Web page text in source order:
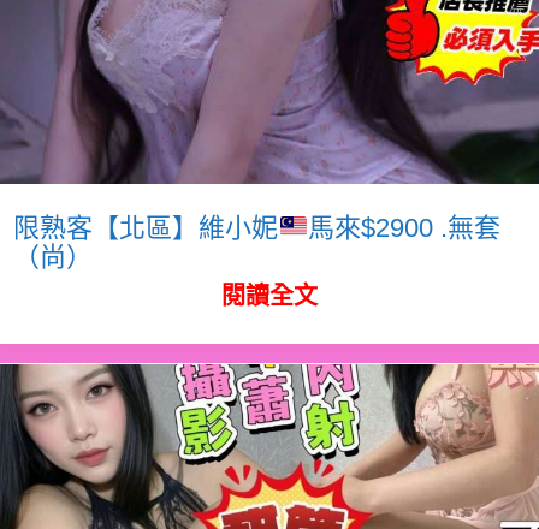
限熟客【北區】維小妮
馬來$2900 .無套
（尚）
閱讀全文